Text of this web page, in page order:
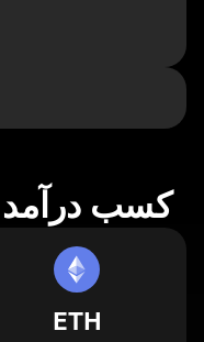
کسب درآمد
ETH